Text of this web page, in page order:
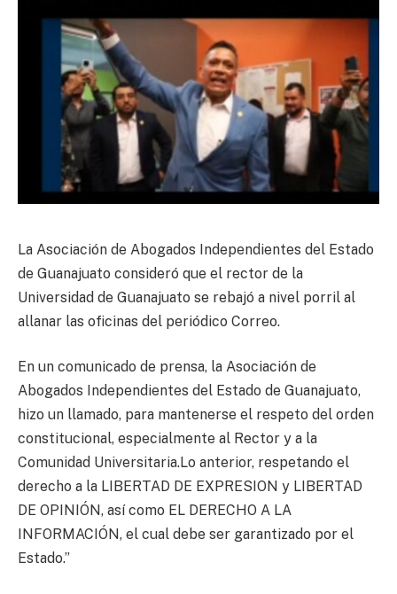
La Asociación de Abogados Independientes del Estado
de Guanajuato consideró que el rector de la
Universidad de Guanajuato se rebajó a nivel porril al
allanar las oficinas del periódico Correo.
En un comunicado de prensa, la Asociación de
Abogados Independientes del Estado de Guanajuato,
hizo un llamado, para mantenerse el respeto del orden
constitucional, especialmente al Rector y a la
Comunidad Universitaria.Lo anterior, respetando el
derecho a la LIBERTAD DE EXPRESION y LIBERTAD
DE OPINIÓN, así como EL DERECHO A LA
INFORMACIÓN, el cual debe ser garantizado por el
Estado.”